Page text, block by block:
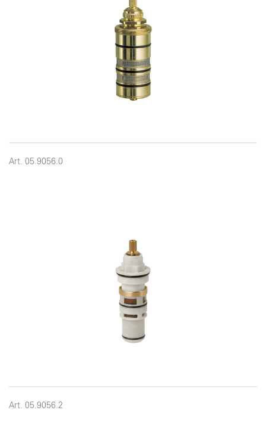
Art. 05.9056.0
Art. 05.9056.2